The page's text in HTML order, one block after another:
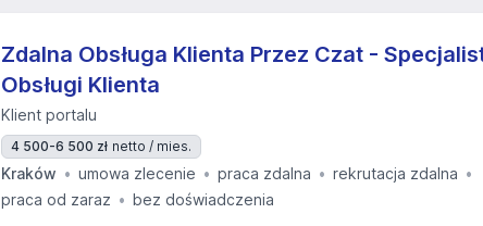
Zdalna Obsługa Klienta Przez Czat -
Obsługi Klienta
Klient portalu
4 500-6 500 zł netto / mies.
Kraków umowa zlecenie praca zdalna
rekrutacja zdalna
praca od zaraz
bez doświadczenia